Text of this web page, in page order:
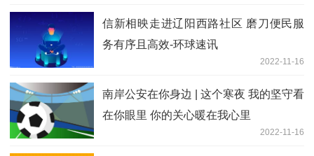
信新相映走进辽阳西路社区 磨刀便民服
务有序且高效-环球速讯
2022-11-16
南岸公安在你身边 | 这个寒夜 我的坚守看
在你眼里 你的关心暖在我心里
2022-11-16